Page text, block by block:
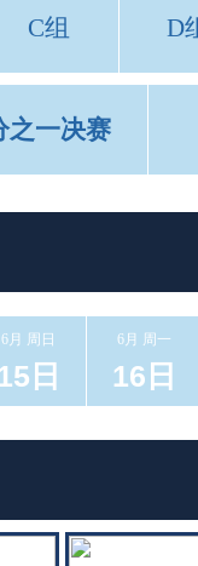
C组 D
之一决赛
6月 周日
日
6月 周一
16日